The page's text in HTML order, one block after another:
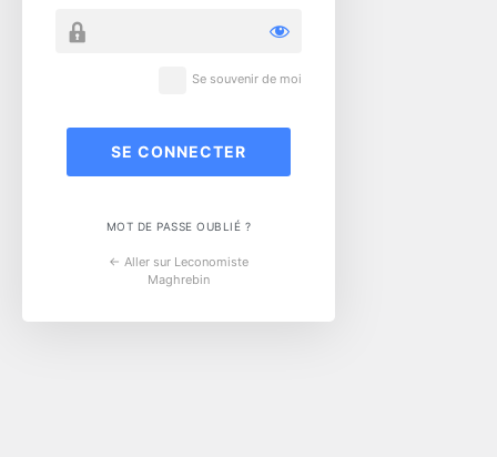
Se souvenir de moi
MOT DE PASSE OUBLIÉ ?
← Aller sur Leconomiste
Maghrebin